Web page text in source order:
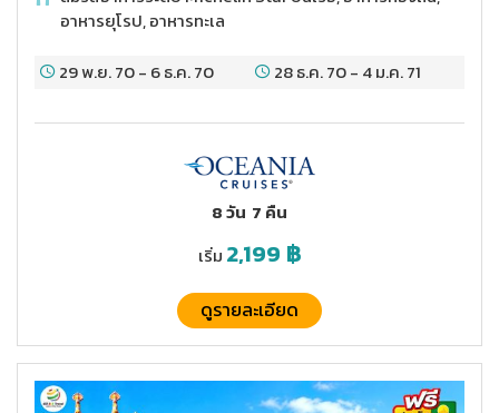
อาหารยุโรป, อาหารทะเล
29 พ.ย. 70- 6 ธ.ค. 70 28 ธ.ค. 70- 4 ม.ค. 71
8 วัน 7 คืน
เริ่ม 2,199 ฿
ดูรายละเอียด